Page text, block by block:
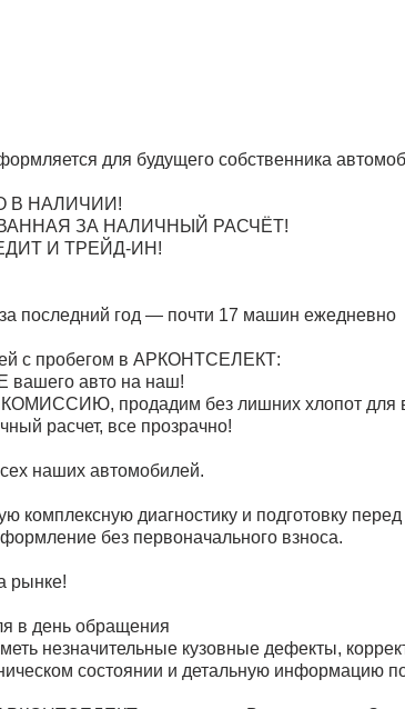
для будущего собственника
В НАЛИЧИИ!
ЗА НАЛИЧНЫЙ РАСЧЁТ!
И ТРЕЙД-ИН!
последний год — почти 17 машин ежедневно
с пробегом в АРКОНТСЕЛЕКТ:
вашего авто на наш!
КОМИССИЮ, продадим без лишних хлопот для
расчет, все прозрачно!
наших автомобилей.
комплексную диагностику и подготовку
без первоначального взноса.
рынке!
в день обращения
незначительные кузовные дефекты,
состоянии и детальную информацию